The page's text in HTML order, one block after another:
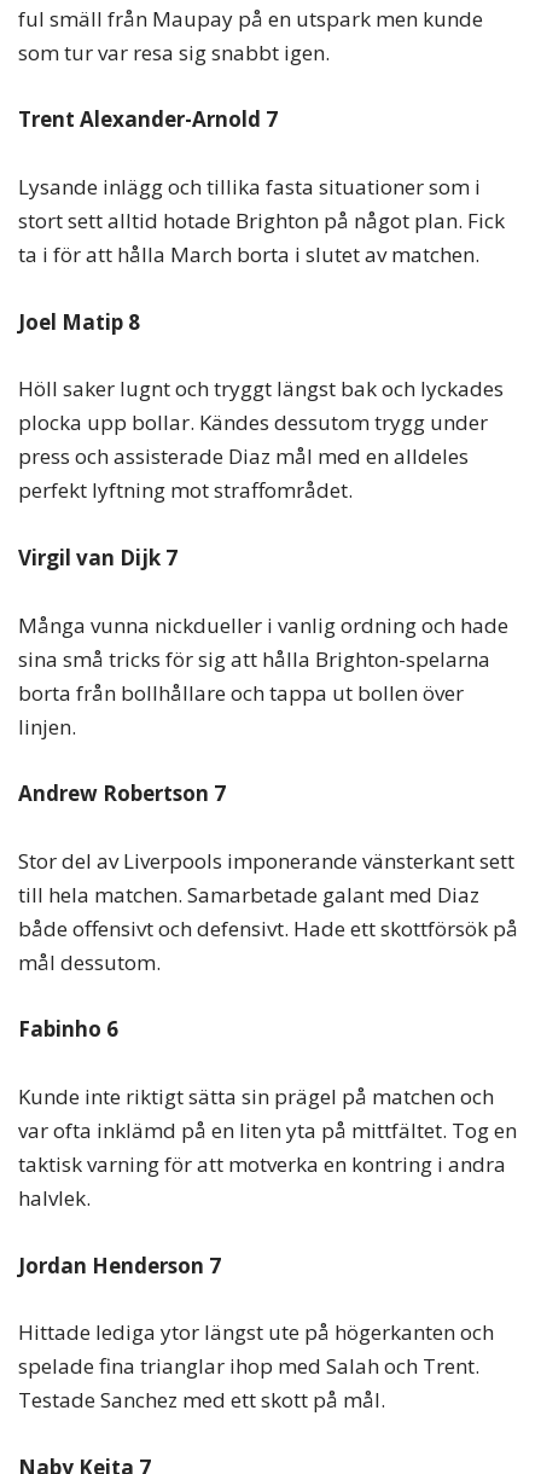
ful smäll från Maupay på en utspark men kunde
som tur var resa sig snabbt igen.
Trent Alexander-Arnold 7
Lysande inlägg och tillika fasta situationer som i
stort sett alltid hotade Brighton på något plan. Fick
ta i för att hålla March borta i slutet av matchen.
Joel Matip 8
Höll saker lugnt och tryggt längst bak och lyckades
plocka upp bollar. Kändes dessutom trygg under
press och assisterade Diaz mål med en alldeles
perfekt lyftning mot straffområdet.
Virgil van Dijk 7
Många vunna nickdueller i vanlig ordning och hade
sina små tricks för sig att hålla Brighton-spelarna
borta från bollhållare och tappa ut bollen över
linjen.
Andrew Robertson 7
Stor del av Liverpools imponerande vänsterkant sett
till hela matchen. Samarbetade galant med Diaz
både offensivt och defensivt. Hade ett skottförsök på
mål dessutom.
Fabinho 6
Kunde inte riktigt sätta sin prägel på matchen och
var ofta inklämd på en liten yta på mittfältet. Tog en
taktisk varning för att motverka en kontring i andra
halvlek.
Jordan Henderson 7
Hittade lediga ytor längst ute på högerkanten och
spelade fina trianglar ihop med Salah och Trent.
Testade Sanchez med ett skott på mål.
Naby Keita 7